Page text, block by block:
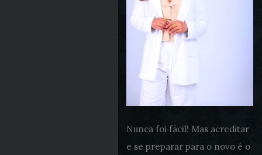
Nunca foi fácil! Mas acreditar
e se preparar para o novo é o